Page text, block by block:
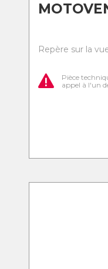
Repère sur la
Pièce
appel à l'un